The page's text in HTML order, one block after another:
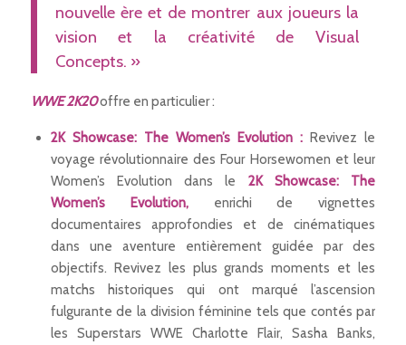
nouvelle ère et de montrer aux joueurs la
vision et la créativité de Visual
Concepts. »
WWE 2K20offre en particulier :
2K Showcase: The Women’s Evolution :Revivez le
voyage révolutionnaire des Four Horsewomen et leur
Women’s Evolution dans le 2K Showcase: The
Women’s Evolution, enrichi de vignettes
documentaires approfondies et de cinématiques
dans une aventure entièrement guidée par des
objectifs. Revivez les plus grands moments et les
matchs historiques qui ont marqué l’ascension
fulgurante de la division féminine tels que contés par
les Superstars WWE Charlotte Flair, Sasha Banks,